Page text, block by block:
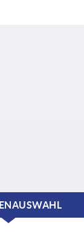
CURRENT
CURRENT